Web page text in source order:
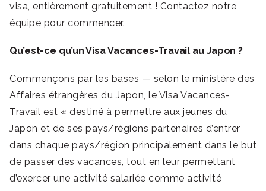
visa, entièrement gratuitement ! Contactez notre
équipe pour commencer.
Qu’est-ce qu’un Visa Vacances-Travail au Japon ?
Commençons par les bases — selon le ministère des
Affaires étrangères du Japon, le Visa Vacances-
Travail est « destiné à permettre aux jeunes du
Japon et de ses pays/régions partenaires d’entrer
dans chaque pays/région principalement dans le but
de passer des vacances, tout en leur permettant
d’exercer une activité salariée comme activité